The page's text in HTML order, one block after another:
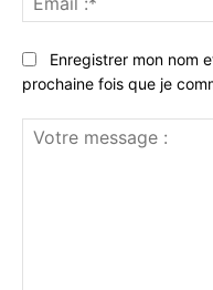
Enregistrer mon nom
prochaine fois que je